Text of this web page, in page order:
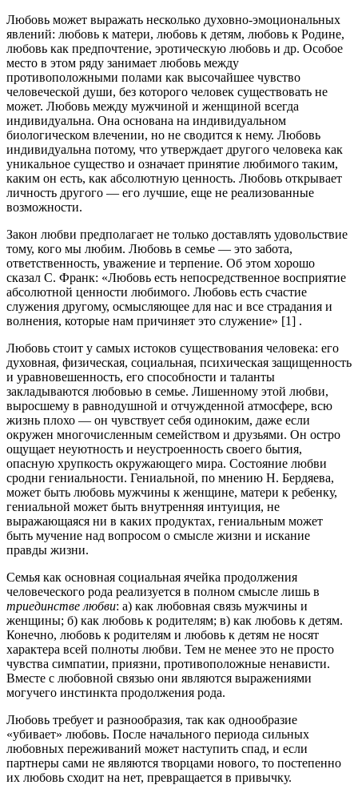
Любовь может выражать несколько духовно-эмоциональных
явлений: любовь к матери, любовь к детям, любовь к Родине,
любовь как предпочтение, эротическую любовь и др. Особое
место в этом ряду занимает любовь между
противоположными полами как высочайшее чувство
человеческой души, без которого человек существовать не
может. Любовь между мужчиной и женщиной всегда
индивидуальна. Она основана на индивидуальном
биологическом влечении, но не сводится к нему. Любовь
индивидуальна потому, что утверждает другого человека как
уникальное существо и означает принятие любимого таким,
каким он есть, как абсолютную ценность. Любовь открывает
личность другого — его лучшие, еще не реализованные
возможности.
Закон любви предполагает не только доставлять удовольствие
тому, кого мы любим. Любовь в семье — это забота,
ответственность, уважение и терпение. Об этом хорошо
сказал С. Франк: «Любовь есть непосредственное восприятие
абсолютной ценности любимого. Любовь есть счастие
служения другому, осмысляющее для нас и все страдания и
волнения, которые нам причиняет это служение» [1] .
Любовь стоит у самых истоков существования человека: его
духовная, физическая, социальная, психическая защищенность
и уравновешенность, его способности и таланты
закладываются любовью в семье. Лишенному этой любви,
выросшему в равнодушной и отчужденной атмосфере, всю
жизнь плохо — он чувствует себя одиноким, даже если
окружен многочисленным семейством и друзьями. Он остро
ощущает неуютность и неустроенность своего бытия,
опасную хрупкость окружающего мира. Состояние любви
сродни гениальности. Гениальной, по мнению Н. Бердяева,
может быть любовь мужчины к женщине, матери к ребенку,
гениальной может быть внутренняя интуиция, не
выражающаяся ни в каких продуктах, гениальным может
быть мучение над вопросом о смысле жизни и искание
правды жизни.
Семья как основная социальная ячейка продолжения
человеческого рода реализуется в полном смысле лишь в
триединстве любви: а) как любовная связь мужчины и
женщины; б) как любовь к родителям; в) как любовь к детям.
Конечно, любовь к родителям и любовь к детям не носят
характера всей полноты любви. Тем не менее это не просто
чувства симпатии, приязни, противоположные ненависти.
Вместе с любовной связью они являются выражениями
могучего инстинкта продолжения рода.
Любовь требует и разнообразия, так как однообразие
«убивает» любовь. После начального периода сильных
любовных переживаний может наступить спад, и если
партнеры сами не являются творцами нового, то постепенно
их любовь сходит на нет, превращается в привычку.